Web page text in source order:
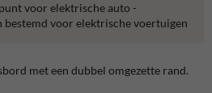
voor elektrische auto -
bestemd voor elektrische voertuigen
met een dubbel omgezette rand.